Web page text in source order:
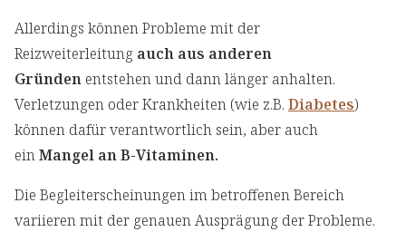
Allerdings können Probleme mit der
Reizweiterleitung auch aus anderen
Gründen entstehen und dann länger anhalten.
Verletzungen oder Krankheiten (wie z.B. Diabetes)
können dafür verantwortlich sein, aber auch
einMangel an B-Vitaminen.
Die Begleiterscheinungen im betroffenen Bereich
variieren mit der genauen Ausprägung der Probleme.